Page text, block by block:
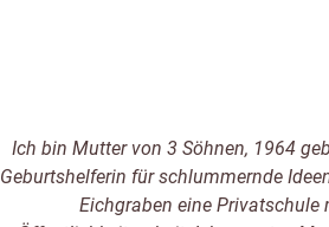
Ich bin Mutter von 3 Söhnen, 1964
Geburtshelferin für schlummernde
Eichgraben eine